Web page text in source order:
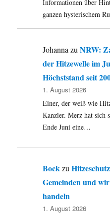
Informationen über
ganzen hysterischem
JohannazuNRW:
der Hitzewelle im
Höchststand seit
1. August 2026
Einer, der weiß wie
Kanzler. Merz hat sich
Ende Juni eine…
Bockzu
Gemeinden und
handeln
1. August 2026